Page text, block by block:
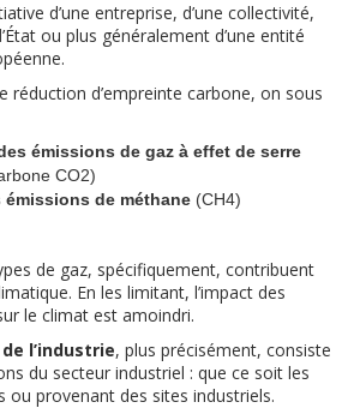
d’une entreprise, d’une collectivité,
ou plus généralement d’une entité
réduction d’empreinte carbone, on sous
émissions de gaz à effet de serre
CO2)
émissions de méthane (CH4)
de gaz, spécifiquement, contribuent
En les limitant, l’impact des
le climat est amoindri.
l’industrie, plus précisément, consiste
du secteur industriel : que ce soit les
ou provenant des sites industriels.